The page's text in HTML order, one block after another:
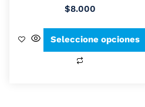
$8.000
Seleccione opciones